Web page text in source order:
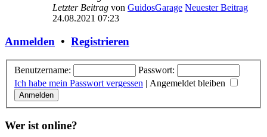
Letzter Beitrag von GuidosGarage Neuester Beitrag
24.08.2021 07:23
Anmelden • Registrieren
Benutzername:
Passwort:
Ich habe mein Passwort vergessen | Angemeldet bleiben
Wer ist online?